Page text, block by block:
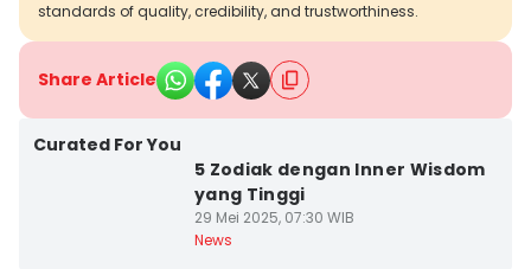
standards of quality, credibility, and trustworthiness.
Share Article
Curated For You
5 Zodiak dengan Inner Wisdom
yang Tinggi
29 Mei 2025, 07:30 WIB
News